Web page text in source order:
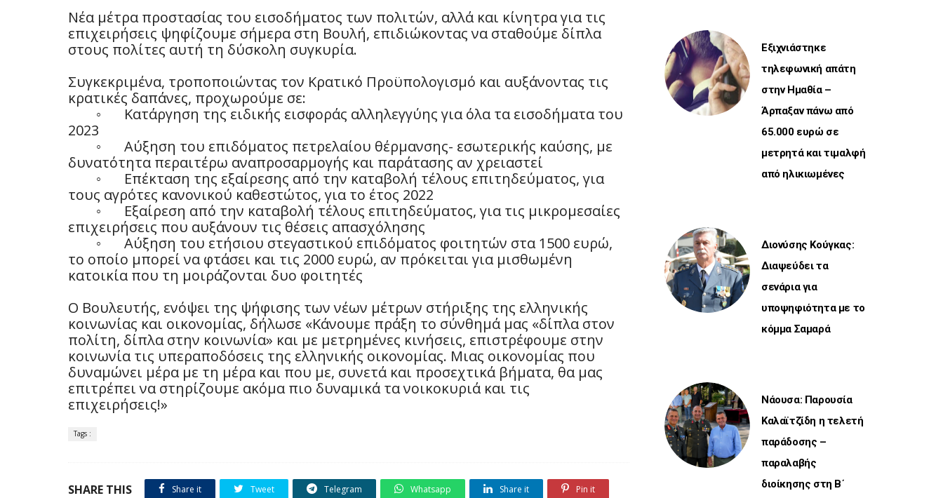
Νέα μέτρα προστασίας του εισοδήματος των πολιτών, αλλά και κίνητρα για τις
επιχειρήσεις ψηφίζουμε σήμερα στη Βουλή, επιδιώκοντας να σταθούμε δίπλα
στους πολίτες αυτή τη δύσκολη συγκυρία.
Συγκεκριμένα, τροποποιώντας τον Κρατικό Προϋπολογισμό και αυξάνοντας τις
κρατικές δαπάνες, προχωρούμε σε:
◦
Κατάργηση της ειδικής εισφοράς αλληλεγγύης για όλα τα εισοδήματα του
2023
◦
Αύξηση του επιδόματος πετρελαίου θέρμανσης- εσωτερικής καύσης, με
δυνατότητα περαιτέρω αναπροσαρμογής και παράτασης αν χρειαστεί
◦
Επέκταση της εξαίρεσης από την καταβολή τέλους επιτηδεύματος, για
τους αγρότες κανονικού καθεστώτος, για το έτος 2022
◦
Εξαίρεση από την καταβολή τέλους επιτηδεύματος, για τις μικρομεσαίες
επιχειρήσεις που αυξάνουν τις θέσεις απασχόλησης
◦
Αύξηση του ετήσιου στεγαστικού επιδόματος φοιτητών στα 1500 ευρώ,
το οποίο μπορεί να φτάσει και τις 2000 ευρώ, αν πρόκειται για μισθωμένη
κατοικία που τη μοιράζονται δυο φοιτητές
Ο Βουλευτής, ενόψει της ψήφισης των νέων μέτρων στήριξης της ελληνικής
κοινωνίας και οικονομίας, δήλωσε «Κάνουμε πράξη το σύνθημά μας «δίπλα στον
πολίτη, δίπλα στην κοινωνία» και με μετρημένες κινήσεις, επιστρέφουμε στην
κοινωνία τις υπεραποδόσεις της ελληνικής οικονομίας. Μιας οικονομίας που
δυναμώνει μέρα με τη μέρα και που με, συνετά και προσεχτικά βήματα, θα μας
επιτρέπει να στηρίζουμε ακόμα πιο δυναμικά τα νοικοκυριά και τις
επιχειρήσεις!»
Tags :
SHARE THIS Share it Tweet Telegram Whatsapp Share it Pin it
Εξιχνιάστηκε
τηλεφωνική απάτη
στην Ημαθία –
Άρπαξαν πάνω από
65.000 ευρώ σε
μετρητά και τιμαλφή
από ηλικιωμένες
Διονύσης Κούγκας:
Διαψεύδει τα
σενάρια για
υποψηφιότητα με το
κόμμα Σαμαρά
Νάουσα: Παρουσία
Καλαϊτζίδη η τελετή
παράδοσης –
παραλαβής
διοίκησης στη Β΄